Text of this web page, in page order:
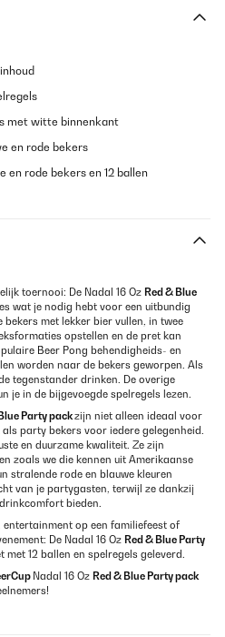
met witte binnenkant
en rode bekers
en rode bekers en 12 ballen
toernooi: De Nadal 16 Oz Red & Blue
wat je nodig hebt voor een uitbundig
bekers met lekker bier vullen, in twee
opstellen en de pret kan
Beer Pong behendigheids- en
worden naar de bekers geworpen. Als
tegenstander drinken. De overige
je in de bijgevoegde spelregels lezen.
Party packzijn niet alleen ideaal voor
party bekers voor iedere gelegenheid.
en duurzame kwaliteit. Ze zijn
zoals we die kennen uit Amerikaanse
stralende rode en blauwe kleuren
van je partygasten, terwijl ze dankzij
bieden.
entertainment op een familiefeest of
De Nadal 16 Oz Red & Blue Party
met 12 ballen en spelregels geleverd.
Nadal 16 Oz Red & Blue Party pack